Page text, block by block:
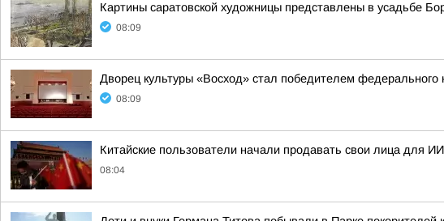
Картины саратовской художницы представлены в усадьбе
08:09
Дворец культуры «Восход» стал победителем федерального
08:09
Китайские пользователи начали продавать свои лица для
08:04